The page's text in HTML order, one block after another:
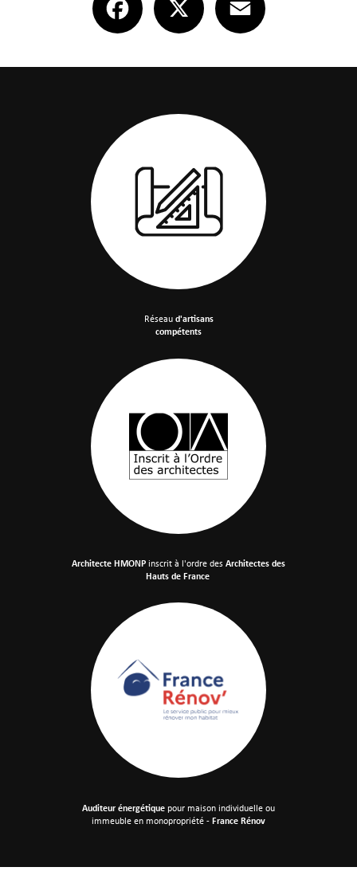
Réseaud'artisans
compétents
Architecte HMONPinscrit à l'ordre desArchitectes des
Hauts de France
Auditeur énergétiquepour maison individuelleou
immeuble en monopropriété -France Rénov